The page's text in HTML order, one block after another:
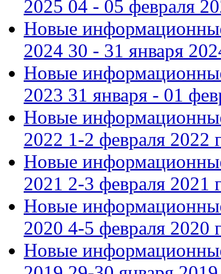
2025 04 - 05 февраля
Новые
2024 30 - 31 января
Новые
2023 31 января - 01
Новые
2022 1-2 февраля 2022
Новые
2021 2-3 февраля 2021
Новые
2020 4-5 февраля 2020
Новые